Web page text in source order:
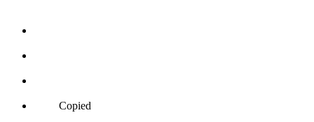
Copied